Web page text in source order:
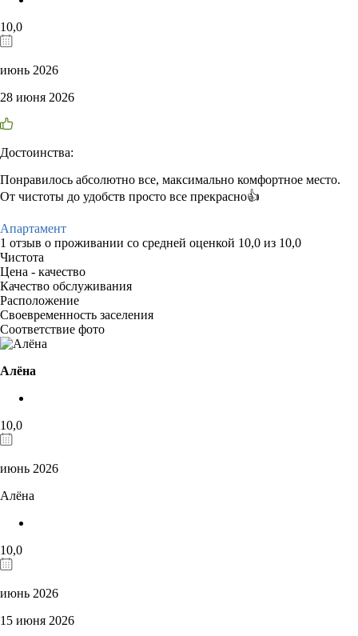
10,0
июнь 2026
28 июня 2026
Достоинства:
Понравилось абсолютно все, максимально комфортное место.
От чистоты до удобств просто все прекрасно👍
Апартамент
1 отзыв о проживании со средней оценкой 10,0 из 10,0
Чистота
Цена - качество
Качество обслуживания
Расположение
Своевременность заселения
Соответствие фото
Алёна
10,0
июнь 2026
Алёна
10,0
июнь 2026
15 июня 2026